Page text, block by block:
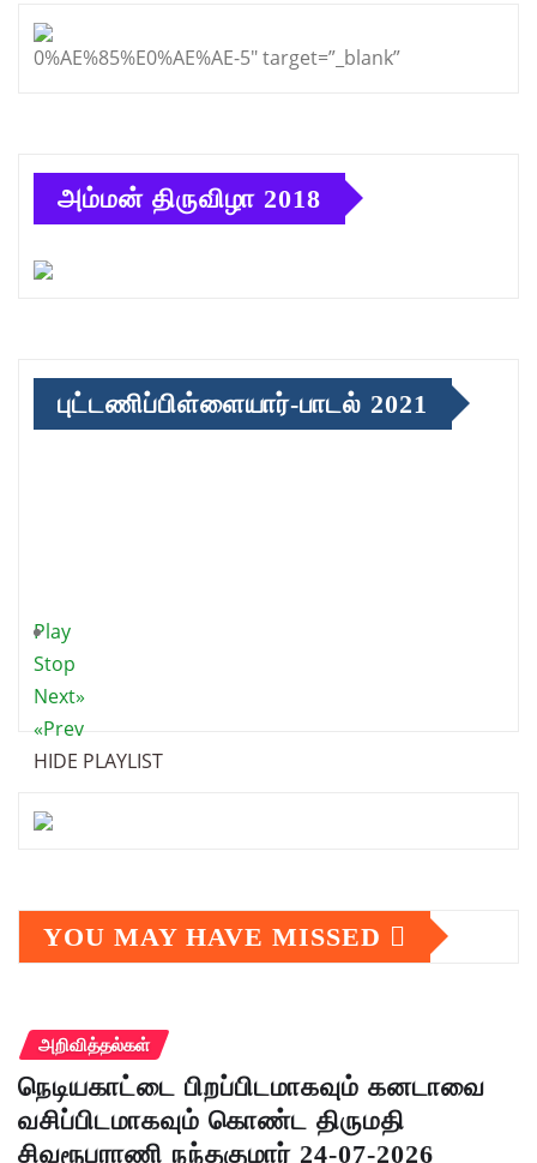
0%AE%85%E0%AE%AE-5″ target=”_blank”
அம்மன் திருவிழா 2018
புட்டணிப்பிள்ளையார்-பாடல் 2021
Play
Stop
Next»
«Prev
HIDE PLAYLIST
YOU MAY HAVE MISSED
அறிவித்தல்கள்
நெடியகாட்டை பிறப்பிடமாகவும் கனடாவை
வசிப்பிடமாகவும் கொண்ட திருமதி
சிவரூபராணி நந்தகுமார் 24-07-2026